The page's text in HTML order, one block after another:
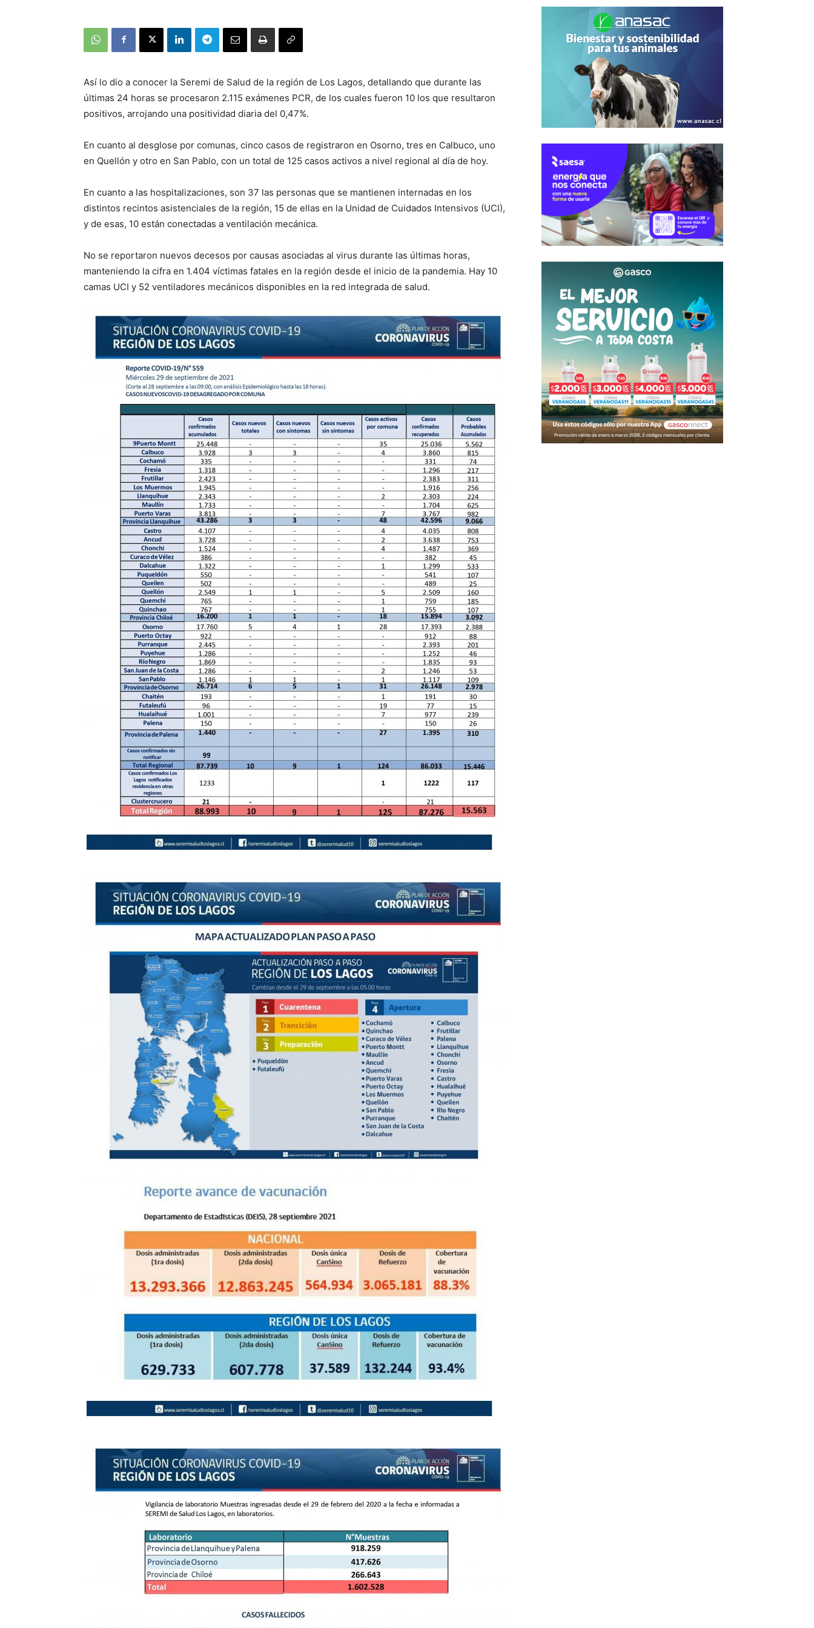
Así lo dio a conocer la Seremi de Salud de la región de Los Lagos, detallando que durante las
últimas 24 horas se procesaron 2.115 exámenes PCR, de los cuales fueron 10 los que resultaron
positivos, arrojando una positividad diaria del 0,47%.
En cuanto al desglose por comunas, cinco casos de registraron en Osorno, tres en Calbuco, uno
en Quellón y otro en San Pablo, con un total de 125 casos activos a nivel regional al día de hoy.
En cuanto a las hospitalizaciones, son 37 las personas que se mantienen internadas en los
distintos recintos asistenciales de la región, 15 de ellas en la Unidad de Cuidados Intensivos (UCI),
y de esas, 10 están conectadas a ventilación mecánica.
No se reportaron nuevos decesos por causas asociadas al virus durante las últimas horas,
manteniendo la cifra en 1.404 víctimas fatales en la región desde el inicio de la pandemia. Hay 10
camas UCI y 52 ventiladores mecánicos disponibles en la red integrada de salud.